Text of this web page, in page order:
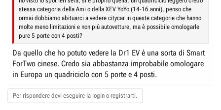
stessa categoria della Ami o della XEV YoYo (14-16 anni), penso che
ormai dobbiamo abituarci a vedere citycar in queste categorie che hanno
molte meno limitazioni e non più autovetture, ma è possibile omologarle
pure 5 porte con 4 posti?
Da quello che ho potuto vedere la Dr1 EV è una sorta di Smart
ForTwo cinese. Credo sia abbastanza improbabile omologare
in Europa un quadriciclo con 5 porte e 4 posti.
Per rispondere devi eseguire la login o registrarti.